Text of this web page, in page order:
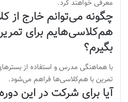
معرفی خواهند کرد.
چگونه می‌توانم خارج از
هم‌کلاسی‌هایم برای
بگیرم؟
با هماهنگی مدرس و استفاده از
تمرین با هم‌کلاسی‌ها فراهم می‌شود.
آیا برای شرکت در این